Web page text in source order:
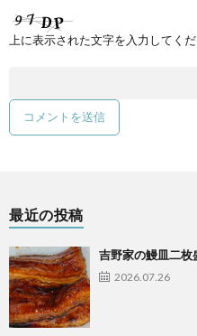
上に表示された文字を入力してくだ
最近の投稿
吉野家の鰻皿二枚
2026.07.26